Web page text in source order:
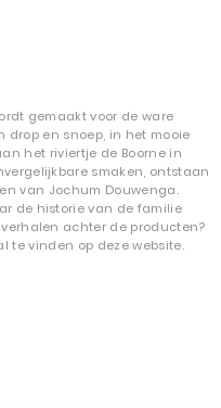
gemaakt voor de ware
drop en snoep, in het mooie
het riviertje de Boorne in
smaken, ontstaan
van Jochum Douwenga.
de historie van de familie
achter de producten?
te vinden op deze website.